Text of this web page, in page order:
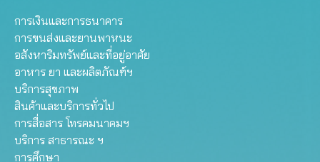
การเงินและการธนาคาร
การขนส่งและยานพาหนะ
อสังหาริมทรัพย์และที่อยู่อาศัย
อาหาร ยา และผลิตภัณฑ์ฯ
บริการสุขภาพ
สินค้าและบริการทั่วไป
การสื่อสาร โทรคมนาคมฯ
บริการ สาธารณะ ฯ
การศึกษา